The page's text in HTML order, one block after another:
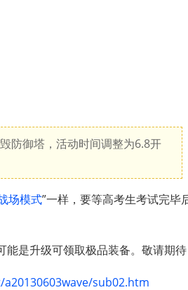
防御塔，活动时间调整为6.8开
场模式”一样，要等高考生考试完毕
是升级可领取极品装备。敬请期待
sub02.htm